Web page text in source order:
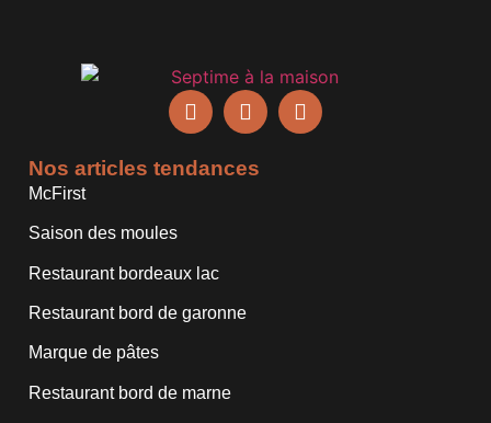
Nos articles tendances
McFirst
Saison des moules
Restaurant bordeaux lac
Restaurant bord de garonne
Marque de pâtes
Restaurant bord de marne